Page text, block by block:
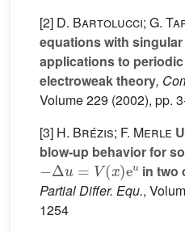
[2] D. Bartolucci; G.
equations with
applications to
electroweak theory,
Volume 229 (2002), pp.
[3] H. Brézis; F. Merle
blow-up behavior for
−Δu=V(x)eu
in two
Partial Differ. Equ.,
1254